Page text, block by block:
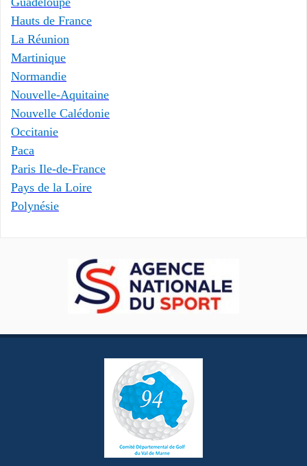
Hauts de France
La Réunion
Martinique
Normandie
Nouvelle-Aquitaine
Nouvelle Calédonie
Occitanie
Paca
Paris Ile-de-France
Pays de la Loire
Polynésie